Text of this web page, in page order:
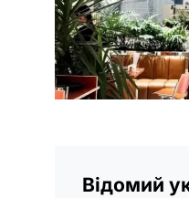
Відомий